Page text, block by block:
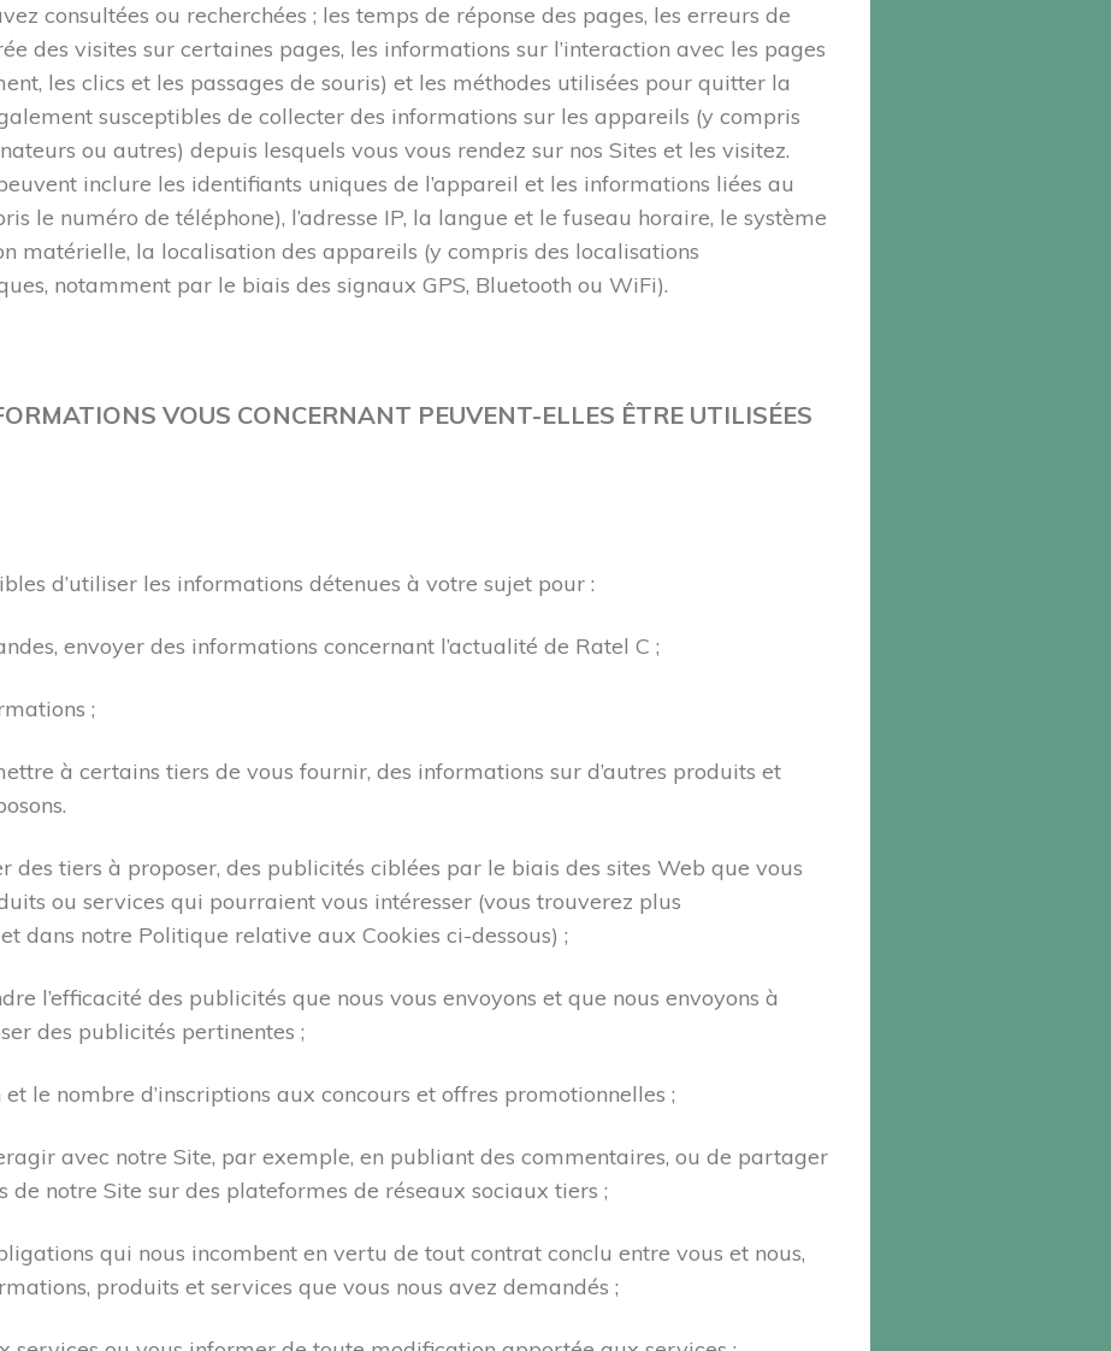
consultées ou recherchées ; les temps de réponse des pages, les erreurs de
des visites sur certaines pages, les informations sur l’interaction avec les pages
les clics et les passages de souris) et les méthodes utilisées pour quitter la
susceptibles de collecter des informations sur les appareils (y compris
ou autres) depuis lesquels vous vous rendez sur nos Sites et les visitez.
inclure les identifiants uniques de l’appareil et les informations liées au
le numéro de téléphone), l’adresse IP, la langue et le fuseau horaire, le système
matérielle, la localisation des appareils (y compris des localisations
notamment par le biais des signaux GPS, Bluetooth ou WiFi).
VOUS CONCERNANT PEUVENT-ELLES ÊTRE UTILISÉES
d’utiliser les informations détenues à votre sujet pour :
envoyer des informations concernant l’actualité de Ratel C ;
;
à certains tiers de vous fournir, des informations sur d’autres produits et
des tiers à proposer, des publicités ciblées par le biais des sites Web que vous
ou services qui pourraient vous intéresser (vous trouverez plus
dans notre Politique relative aux Cookies ci-dessous) ;
l’efficacité des publicités que nous vous envoyons et que nous envoyons à
des publicités pertinentes ;
le nombre d’inscriptions aux concours et offres promotionnelles ;
avec notre Site, par exemple, en publiant des commentaires, ou de partager
de notre Site sur des plateformes de réseaux sociaux tiers ;
qui nous incombent en vertu de tout contrat conclu entre vous et nous,
produits et services que vous nous avez demandés ;